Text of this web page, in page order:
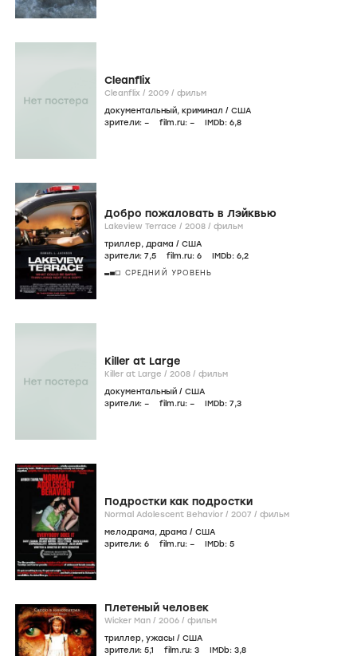
Cleanflix
Cleanflix / 2009 / фильм
документальный, криминал / США
зрители: – film.ru: – IMDb: 6,8
Добро пожаловать в Лэйквью
Lakeview Terrace / 2008 / фильм
триллер, драма / США
зрители: 7,5 film.ru: 6 IMDb: 6,2
СРЕДНИЙ УРОВЕНЬ
Killer at Large
Killer at Large / 2008 / фильм
документальный / США
зрители: – film.ru: – IMDb: 7,3
Подростки как подростки
Normal Adolescent Behavior / 2007 / фильм
мелодрама, драма / США
зрители: 6 film.ru: – IMDb: 5
Плетеный человек
Wicker Man / 2006 / фильм
триллер, ужасы / США
зрители: 5,1 film.ru: 3 IMDb: 3,8